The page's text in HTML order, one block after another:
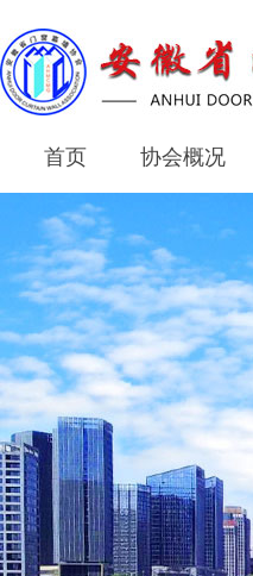
首页
首页
协会概况
协会概况